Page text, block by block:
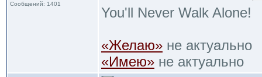
Сообщений: 1401
You'll Never Walk Alone!
«Желаю» не актуально
«Имею» не актуально